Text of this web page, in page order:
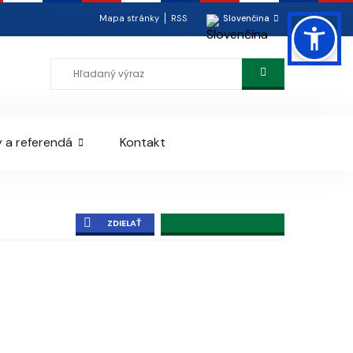
Mapa stránky RSS Slovenčina
a referendá Kontakt
ZDIELAŤ